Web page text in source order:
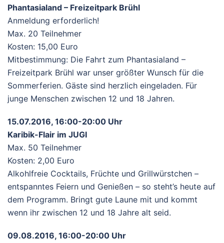
Phantasialand – Freizeitpark Brühl
Anmeldung erforderlich!
Max. 20 Teilnehmer
Kosten: 15,00 Euro
Mitbestimmung: Die Fahrt zum Phantasialand –
Freizeitpark Brühl war unser größter Wunsch für die
Sommerferien. Gäste sind herzlich eingeladen. Für
junge Menschen zwischen 12 und 18 Jahren.
15.07.2016, 16:00-20:00 Uhr
Karibik-Flair im JUGI
Max. 50 Teilnehmer
Kosten: 2,00 Euro
Alkohlfreie Cocktails, Früchte und Grillwürstchen –
entspanntes Feiern und Genießen – so steht’s heute auf
dem Programm. Bringt gute Laune mit und kommt
wenn ihr zwischen 12 und 18 Jahre alt seid.
09.08.2016, 16:00-20:00 Uhr